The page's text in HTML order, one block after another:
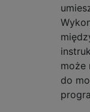
może
do